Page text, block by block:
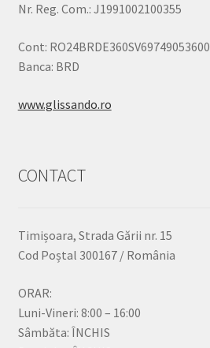
Nr. Reg. Com.: J1991002100355
Cont: RO24BRDE360SV69749053600
Banca: BRD
www.glissando.ro
CONTACT
Timișoara, Strada Gării nr. 15
Cod Poștal 300167 / România
ORAR:
Luni-Vineri: 8:00 – 16:00
Sâmbăta: ÎNCHIS